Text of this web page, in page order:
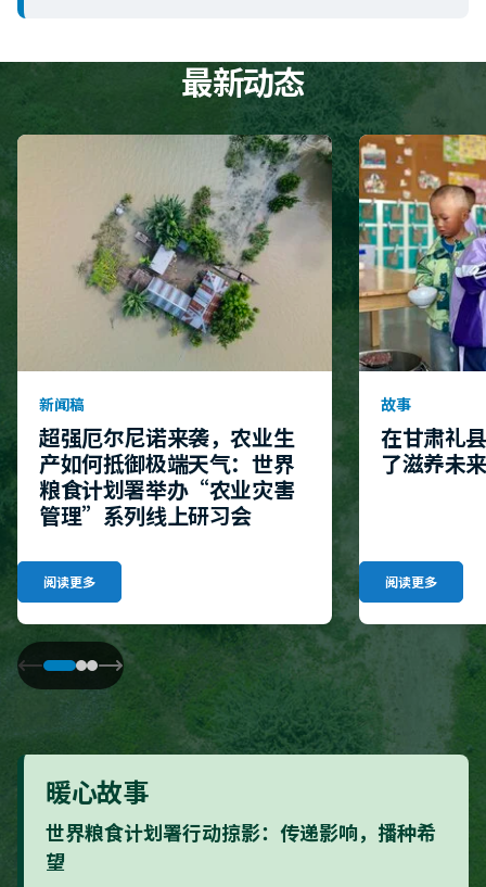
最新动态
新闻稿
超强厄尔尼诺来袭，农业生
产如何抵御极端天气：世界
粮食计划署举办“农业灾害
管理”系列线上研习会
阅读更多
故事
在甘肃礼
了滋养未
阅读更多
暖心故事
世界粮食计划署行动掠影：传递影响，播种希
望